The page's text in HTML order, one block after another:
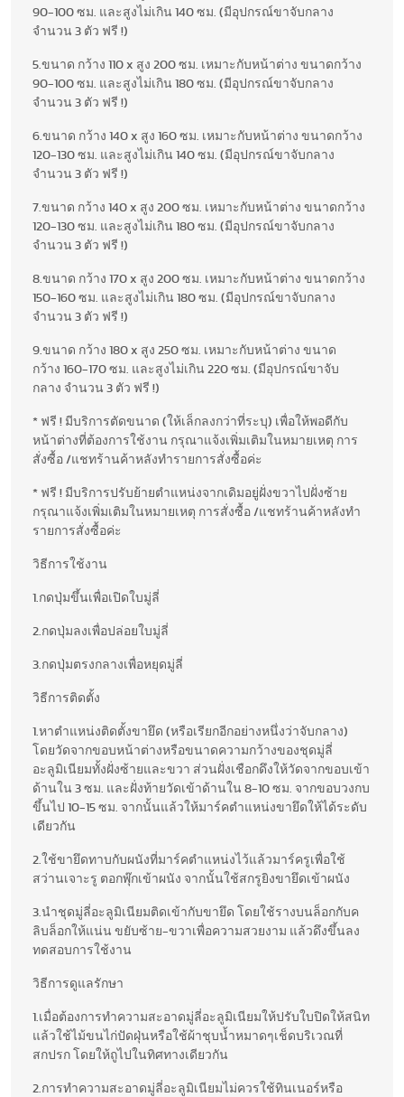
90-100 ซม. และสูงไม่เกิน 140 ซม. (มีอุปกรณ์ขาจับกลาง
จำนวน 3 ตัว ฟรี !)
5.ขนาด กว้าง 110 x สูง 200 ซม. เหมาะกับหน้าต่าง ขนาดกว้าง
90-100 ซม. และสูงไม่เกิน 180 ซม. (มีอุปกรณ์ขาจับกลาง
จำนวน 3 ตัว ฟรี !)
6.ขนาด กว้าง 140 x สูง 160 ซม. เหมาะกับหน้าต่าง ขนาดกว้าง
120-130 ซม. และสูงไม่เกิน 140 ซม. (มีอุปกรณ์ขาจับกลาง
จำนวน 3 ตัว ฟรี !)
7.ขนาด กว้าง 140 x สูง 200 ซม. เหมาะกับหน้าต่าง ขนาดกว้าง
120-130 ซม. และสูงไม่เกิน 180 ซม. (มีอุปกรณ์ขาจับกลาง
จำนวน 3 ตัว ฟรี !)
8.ขนาด กว้าง 170 x สูง 200 ซม. เหมาะกับหน้าต่าง ขนาดกว้าง
150-160 ซม. และสูงไม่เกิน 180 ซม. (มีอุปกรณ์ขาจับกลาง
จำนวน 3 ตัว ฟรี !)
9.ขนาด กว้าง 180 x สูง 250 ซม. เหมาะกับหน้าต่าง ขนาด
กว้าง 160-170 ซม. และสูงไม่เกิน 220 ซม. (มีอุปกรณ์ขาจับ
กลาง จำนวน 3 ตัว ฟรี !)
* ฟรี ! มีบริการตัดขนาด (ให้เล็กลงกว่าที่ระบุ) เพื่อให้พอดีกับ
หน้าต่างที่ต้องการใช้งาน กรุณาแจ้งเพิ่มเติมในหมายเหตุ การ
สั่งซื้อ /แชทร้านค้าหลังทำรายการสั่งซื้อค่ะ
* ฟรี ! มีบริการปรับย้ายตำแหน่งจากเดิมอยู่ฝั่งขวาไปฝั่งซ้าย
กรุณาแจ้งเพิ่มเติมในหมายเหตุ การสั่งซื้อ /แชทร้านค้าหลังทำ
รายการสั่งซื้อค่ะ
วิธีการใช้งาน
1.กดปุ่มขึ้นเพื่อเปิดใบมู่ลี่
2.กดปุ่มลงเพื่อปล่อยใบมู่ลี่
3.กดปุ่มตรงกลางเพื่อหยุดมู่ลี่
วิธีการติดตั้ง
1.หาตำแหน่งติดตั้งขายึด (หรือเรียกอีกอย่างหนึ่งว่าจับกลาง)
โดยวัดจากขอบหน้าต่างหรือขนาดความกว้างของชุดมู่ลี่
อะลูมิเนียมทั้งฝั่งซ้ายและขวา ส่วนฝั่งเชือกดึงให้วัดจากขอบเข้า
ด้านใน 3 ซม. และฝั่งท้ายวัดเข้าด้านใน 8-10 ซม. จากขอบวงกบ
ขึ้นไป 10-15 ซม. จากนั้นแล้วให้มาร์คตำแหน่งขายึดให้ได้ระดับ
เดียวกัน
2.ใช้ขายึดทาบกับผนังที่มาร์คตำแหน่งไว้แล้วมาร์ครูเพื่อใช้
สว่านเจาะรู ตอกพุ๊กเข้าผนัง จากนั้นใช้สกรูยิงขายึดเข้าผนัง
3.นำชุดมู่ลี่อะลูมิเนียมติดเข้ากับขายึด โดยใช้รางบนล็อกกับค
ลิบล็อกให้แน่น ขยับซ้าย-ขวาเพื่อความสวยงาม แล้วดึงขึ้นลง
ทดสอบการใช้งาน
วิธีการดูแลรักษา
1.เมื่อต้องการทำความสะอาดมู่ลี่อะลูมิเนียมให้ปรับใบปิดให้สนิท
แล้วใช้ไม้ขนไก่ปัดฝุ่นหรือใช้ผ้าชุบน้ำหมาดๆเช็ดบริเวณที่
สกปรก โดยให้ถูไปในทิศทางเดียวกัน
2.การทำความสะอาดมู่ลี่อะลูมิเนียมไม่ควรใช้ทินเนอร์หรือ